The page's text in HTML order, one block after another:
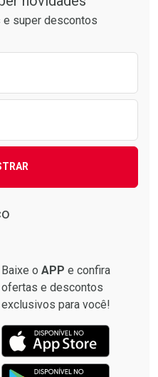
e super descontos
Baixe o APP e confira
ofertas e descontos
exclusivos para você!